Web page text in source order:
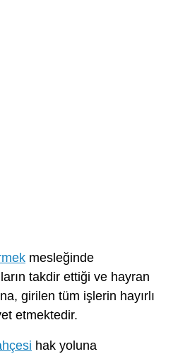
mesleğinde
takdir ettiği ve hayran
girilen tüm işlerin hayırlı
etmektedir.
hak yoluna